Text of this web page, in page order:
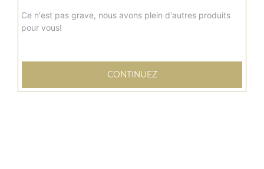
Sauce tomate, mozzarella, poulet, curry, poivrons,
13.00€
Ce n'est pas grave, nous avons plein d'autres produits
pour vous!
CONTINUEZ